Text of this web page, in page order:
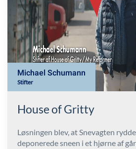
Michael Schumann
Stifter
House of Gritty
Løsningen blev, at Snevagten
deponerede sneen i et hjørne af